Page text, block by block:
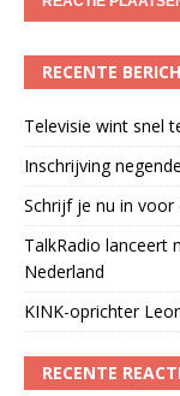
RECENTE
Televisie wint snel
Inschrijving
Schrijf je nu in voor
TalkRadio lanceert
Nederland
KINK-oprichter
RECENTE